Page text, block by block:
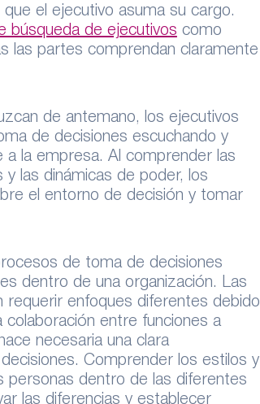
el ejecutivo asuma su cargo.
búsqueda de ejecutivos como
las partes comprendan claramente
de antemano, los ejecutivos
de decisiones escuchando y
la empresa. Al comprender las
las dinámicas de poder, los
el entorno de decisión y tomar
de toma de decisiones
dentro de una organización. Las
requerir enfoques diferentes debido
entre funciones a
necesaria una clara
Comprender los estilos y
personas dentro de las diferentes
las diferencias y establecer